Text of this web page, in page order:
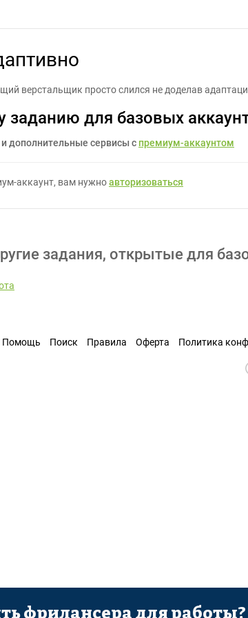
верстальщик просто слился не доделав
заданию для базовых
дополнительные сервисы с премиум-аккаунтом
аккаунт, вам нужноавторизоваться
задания, открытые для
Помощь Поиск Правила Оферта Политика
фрилансера для работы?